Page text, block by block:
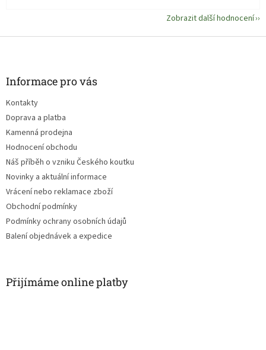
Zobrazit další hodnocení
Informace pro vás
Kontakty
Doprava a platba
Kamenná prodejna
Hodnocení obchodu
Náš příběh o vzniku Českého koutku
Novinky a aktuální informace
Vrácení nebo reklamace zboží
Obchodní podmínky
Podmínky ochrany osobních údajů
Balení objednávek a expedice
Přijímáme online platby